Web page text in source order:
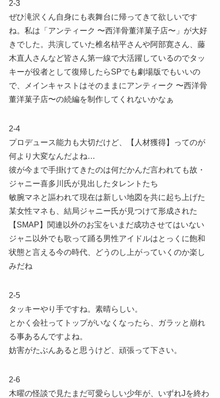
2-3
ぜひ滝沢くん自身にも表舞台に帰ってきて欲しいです
ね。私は「アンティーク 〜西洋骨董洋菓子店〜」が大好
きでした。共演していた椎名桔平さんや阿部寛さん、藤
木直人さんなど皆さん第一線で大活躍しているのでタッ
キーが役者として復帰したらSPでも劇場版でもいいの
で、メインキャストはそのままにアンティーク 〜西洋骨
董洋菓子店〜の続編を制作してくれないかなぁ
2-4
プロデュース能力も大切だけど、【人材獲得】ってのが
何より大変なんだよね…
彼が今まで手掛けてきたのは何だかんだ言われても故・
ジャニー喜多川氏が見出したタレントたち
敏腕マネと謳われて現在は新しい地図を共に起ち上げた
某女性マネも、結局ジャニー氏が見つけて形成された
【SMAP】関連以外のお宝をいまだ成功させてはいない
ジャニ以外でも歌って踊る男性アイドルはとっくに飽和
状態と言える今の時代、どうのし上がっていくのか楽し
みだね
2-5
タッキーやり手ですね。素晴らしい。
とかく会社ってトップがいなくなったら、ガラッと崩れ
る事あるんですよね。
妨害がたぶんあると思うけど、頑張って下さい。
2-6
木曜の怪談で見たまだ可愛らしい少年が、いずれJを終わ